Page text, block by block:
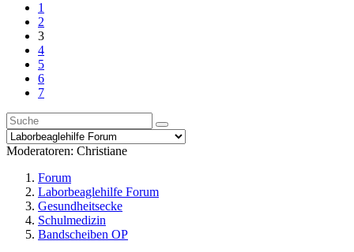
1
2
3
4
5
6
7
Moderatoren: Christiane
Forum
Laborbeaglehilfe Forum
Gesundheitsecke
Schulmedizin
Bandscheiben OP